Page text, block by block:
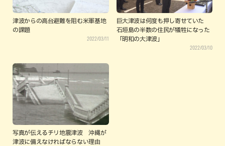
津波からの高台避難を阻む米軍基地
の課題
2022/03/11
巨大津波は何度も押し寄せていた
石垣島の半数の住民が犠牲になった
「明和の大津波」
2022/03/10
写真が伝えるチリ地震津波 沖縄が
津波に備えなければならない理由